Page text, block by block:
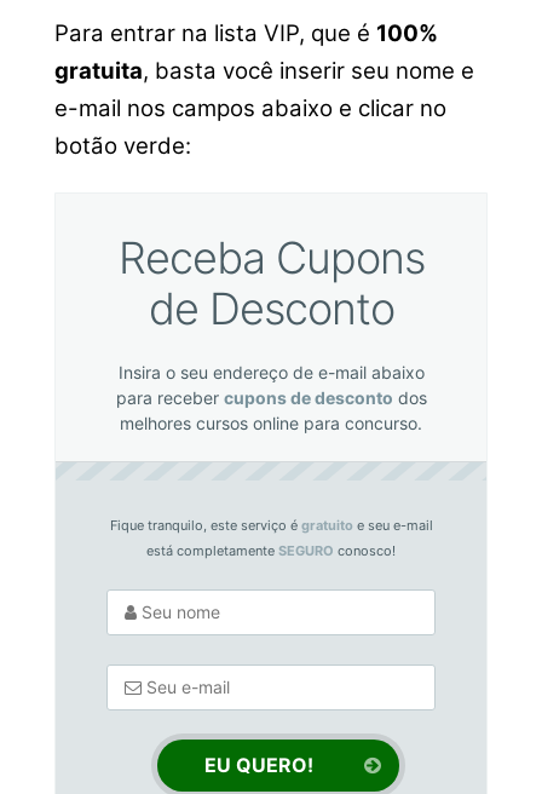
Para entrar na lista VIP, que é 100%
gratuita, basta você inserir seu nome e
e-mail nos campos abaixo e clicar no
botão verde:
Receba Cupons
de Desconto
Insira o seu endereço de e-mail abaixo
para receber cupons de desconto dos
melhores cursos online para concurso.
Fique tranquilo, este serviço é gratuito e seu e-mail
está completamente SEGURO conosco!